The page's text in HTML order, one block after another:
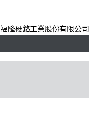
福隆硬鉻工業股份有限公司